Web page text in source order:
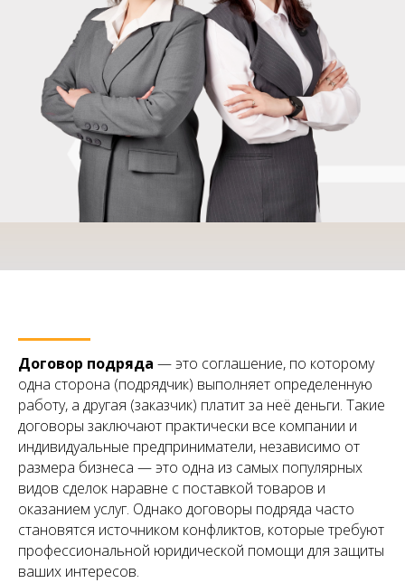
Договор подряда — это соглашение, по которому
одна сторона (подрядчик) выполняет определенную
работу, а другая (заказчик) платит за неё деньги. Такие
договоры заключают практически все компании и
индивидуальные предприниматели, независимо от
размера бизнеса — это одна из самых популярных
видов сделок наравне с поставкой товаров и
оказанием услуг. Однако договоры подряда часто
становятся источником конфликтов, которые требуют
профессиональной юридической помощи для защиты
ваших интересов.